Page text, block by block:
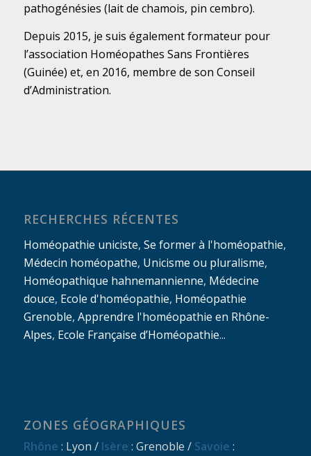
pathogénésies (lait de chamois, pin cembro).
Depuis 2015, je suis également formateur pour
l’association Homéopathes Sans Frontières
(Guinée) et, en 2016, membre de son Conseil
d’Administration.
RECHERCHES RÉCENTES
Homéopathie uniciste, Se former à l'homéopathie,
Médecin homéopathe, Unicisme ou pluralisme,
Homéopathique hahnemannienne, Médecine
douce, Ecole d'homéopathie, Homéopathie
Grenoble, Apprendre l'homéopathie en Rhône-
Alpes, Ecole Française d’Homéopathie...
ZONES GÉOGRAPHIQUES
Rhône : Lyon / Isère : Grenoble / Savoie :